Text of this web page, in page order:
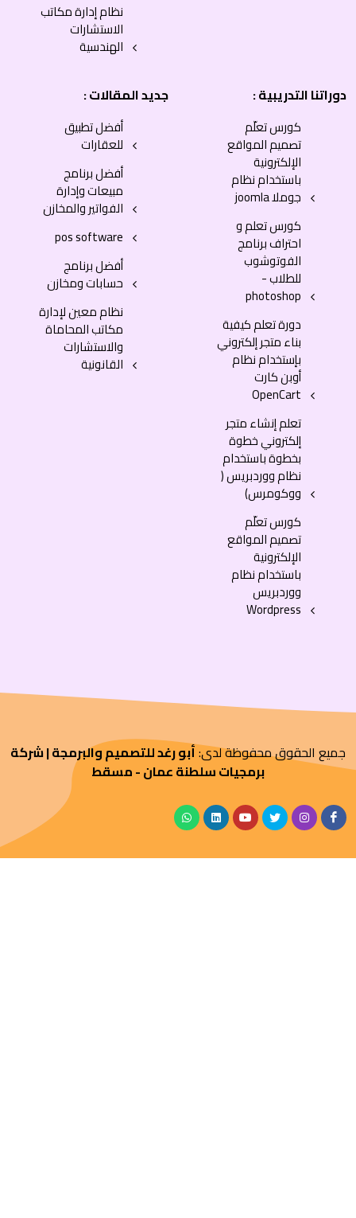
نظام إدارة مكاتب
الاستشارات
الهندسية
دوراتنا التدريبية :
كورس تعلّم
تصميم المواقع
الإلكترونية
باستخدام نظام
جوملا joomla
كورس تعلم و
احتراف برنامج
الفوتوشوب
للطلاب -
photoshop
دورة تعلم كيفية
بناء متجر إلكتروني
بإستخدام نظام
أوبن كارت
OpenCart
تعلم إنشاء متجر
إلكتروني خطوة
بخطوة باستخدام
نظام ووردبريس (
ووكومرس)
كورس تعلّم
تصميم المواقع
الإلكترونية
باستخدام نظام
ووردبريس
Wordpress
جديد المقالات :
أفضل تطبيق
للعقارات
أفضل برنامج
مبيعات وإدارة
الفواتير والمخازن
pos software
أفضل برنامج
حسابات ومخازن
نظام معين لإدارة
مكاتب المحاماة
والاستشارات
القانونية
جميع الحقوق محفوظة لدى:أبو رغد للتصميم والبرمجة | شركة
برمجيات سلطنة عمان - مسقط